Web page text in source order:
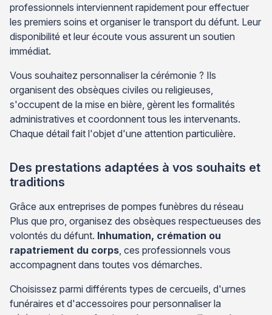
professionnels interviennent rapidement pour effectuer
les premiers soins et organiser le transport du défunt. Leur
disponibilité et leur écoute vous assurent un soutien
immédiat.
Vous souhaitez personnaliser la cérémonie ? Ils
organisent des obsèques civiles ou religieuses,
s'occupent de la mise en bière, gèrent les formalités
administratives et coordonnent tous les intervenants.
Chaque détail fait l'objet d'une attention particulière.
Des prestations adaptées à vos souhaits et
traditions
Grâce aux entreprises de pompes funèbres du réseau
Plus que pro, organisez des obsèques respectueuses des
volontés du défunt. Inhumation, crémation ou
rapatriement du corps , ces professionnels vous
accompagnent dans toutes vos démarches.
Choisissez parmi différents types de cercueils, d'urnes
funéraires et d'accessoires pour personnaliser la